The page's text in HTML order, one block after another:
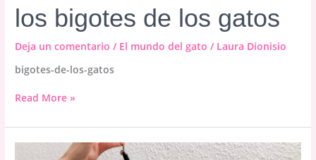
los bigotes de los gatos
Deja un comentario / El mundo del gato / Laura Dionisio
bigotes-de-los-gatos
Explora
secretos
de
Read More »